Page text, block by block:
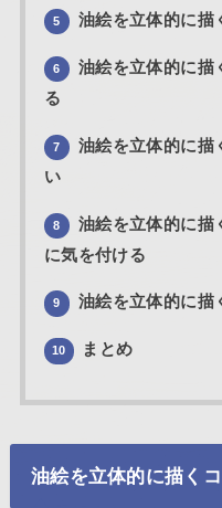
5 油絵を立体的に
6
油絵を立体的に
る
7
油絵を立体的に
い
8
油絵を立体的に描
に気を付ける
9 油絵を立体的に描
10 まとめ
油絵を立体的に描く